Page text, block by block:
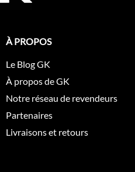
À PROPOS
Le Blog GK
À propos de GK
Notre réseau de revendeurs
Partenaires
Livraisons et retours